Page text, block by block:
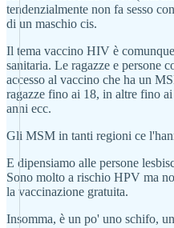
tendenzialmente non fa sesso
di un maschio cis.
Il tema vaccino HIV è
sanitaria. Le ragazze e persone
accesso al vaccino che ha un
ragazze fino ai 18, in altre fino
anni ecc.
Gli MSM in tanti regioni ce
E dipensiamo alle persone
Sono molto a rischio HPV ma
la vaccinazione gratuita.
Insomma, è un po' uno schifo,